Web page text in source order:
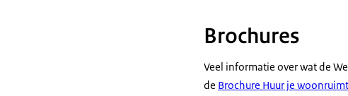
rechten van de Mens
Brochures
Veel informatie over wat de
de Brochure Huur je